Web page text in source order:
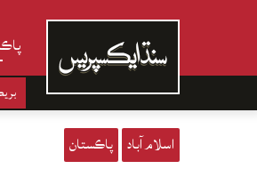
اسلام آباد پاڪستان